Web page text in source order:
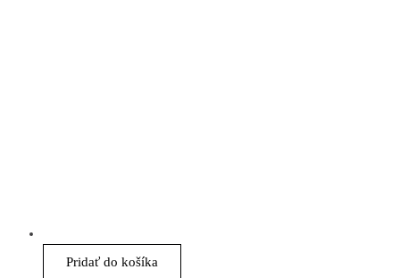
Pridať do košíka